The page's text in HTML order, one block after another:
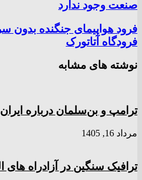
صنعت وجود ندارد
فرود هواپیمای جنگنده بدون
فرودگاه آتاتورک
نوشته های مشابه
ترامپ و بن‌سلمان درباره
مرداد 16, 1405
ترافیک سنگین در آزادراه های